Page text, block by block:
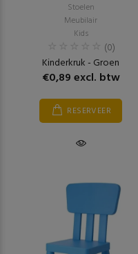
Stoelen
Meubilair
Kids
(0)
Kinderkruk - Groen
€0,89 excl. btw
RESERVEER